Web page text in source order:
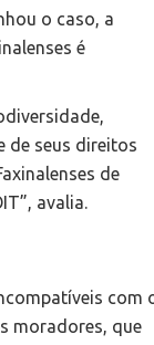
o caso, a
é
de seus direitos
de
avalia.
com
moradores, que